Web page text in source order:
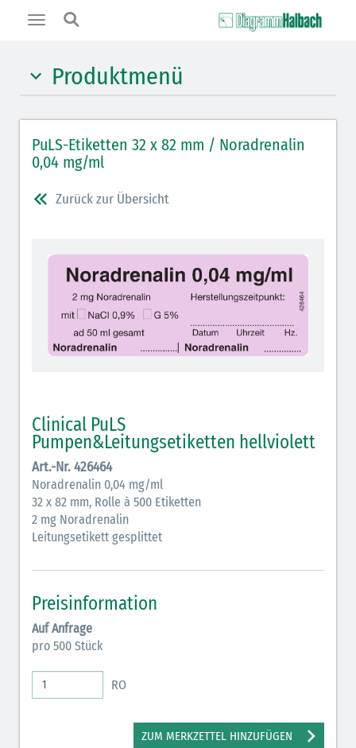
Toggle
Produktmenü
Benzodiazepine (orange)
Muskelrelaxantien (weiß-rot): DIVI 2012
Muskelrelaxans Antagonisten (rot schraffiert): DIVI
Opiate/Opioide (hellblau)
Lokalanästhetika (grau)
Vasopressoren (hellviolett)
Antihypertonika/Vasodilatantien (hellviolett
Antiemetika (salmon)
Verschiedene Medikamente (weiß)
Antikoagulantien (hellgrau/weiß mit schwarzem
Rahmen)
Rahmen)
Elektrolyte (grün-pink)
Elektrolyte Kalium (grün-blau)
Elektrolyte NaCl (grün)
Inodilatatoren (rot-grün)
Antiarrhythmika (rot-blau)
PuLS-Etiketten 32 x 82 mm / Noradrenalin
0,04 mg/ml
Zurück zur Übersicht
Clinical PuLS
Pumpen&Leitungsetiketten hellviolett
Art.-Nr. 426464
Noradrenalin 0,04 mg/ml
32 x 82 mm, Rolle à 500 Etiketten
2 mg Noradrenalin
Leitungsetikett gesplittet
Preisinformation
Auf Anfrage
pro 500 Stück
RO
ZUM MERKZETTEL HINZUFÜGEN